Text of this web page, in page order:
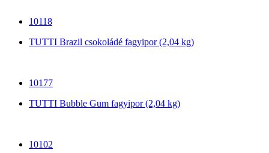
10118
TUTTI Brazil csokoládé fagyipor (2,04 kg)
10177
TUTTI Bubble Gum fagyipor (2,04 kg)
10102